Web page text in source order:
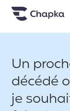
Chapka
Un
décédé
je